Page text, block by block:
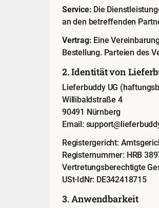
Service: Die
an den betreffenden
Vertrag: Eine
Bestellung. Parteien des
2. Identität von
Lieferbuddy UG
Willibaldstraße 4
90491 Nürnberg
Email:
Registergericht:
Registernummer: HRB
Vertretungsberechtigte
USt-IdNr: DE342418715
3. Anwendbarkeit